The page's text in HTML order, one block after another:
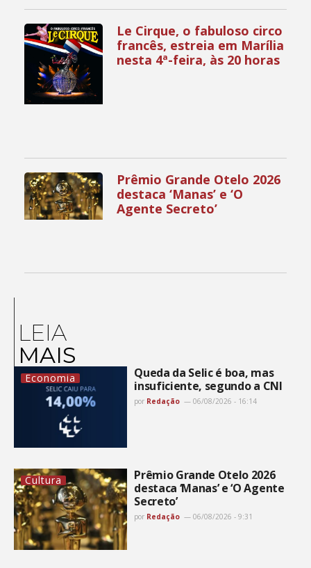
Le Cirque, o fabuloso circo
francês, estreia em Marília
nesta 4ª-feira, às 20 horas
Prêmio Grande Otelo 2026
destaca ‘Manas’ e ‘O
Agente Secreto’
LEIA
MAIS
Economia
Queda da Selic é boa, mas
insuficiente, segundo a CNI
por Redação 06/08/2026 - 16:14
Cultura
Prêmio Grande Otelo 2026
destaca ‘Manas’ e ‘O Agente
Secreto’
por Redação 06/08/2026 - 9:31